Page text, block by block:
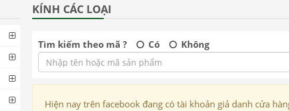
KÍNH CÁC LOẠI
Tìm kiếm theo mã ? Có Không
Hiện nay trên facebook đang có tài khoản giả danh cửa